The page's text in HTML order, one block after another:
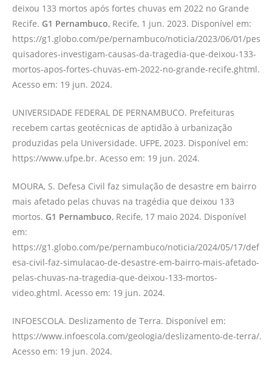
deixou 133 mortos após fortes chuvas em 2022 no Grande
Recife. G1 Pernambuco, Recife, 1 jun. 2023. Disponível em:
https://g1.globo.com/pe/pernambuco/noticia/2023/06/01/pes
quisadores-investigam-causas-da-tragedia-que-deixou-133-
mortos-apos-fortes-chuvas-em-2022-no-grande-recife.ghtml.
Acesso em: 19 jun. 2024.
UNIVERSIDADE FEDERAL DE PERNAMBUCO. Prefeituras
recebem cartas geotécnicas de aptidão à urbanização
produzidas pela Universidade. UFPE, 2023. Disponível em:
https://www.ufpe.br. Acesso em: 19 jun. 2024.
MOURA, S. Defesa Civil faz simulação de desastre em bairro
mais afetado pelas chuvas na tragédia que deixou 133
mortos. G1 Pernambuco, Recife, 17 maio 2024. Disponível
em:
https://g1.globo.com/pe/pernambuco/noticia/2024/05/17/def
esa-civil-faz-simulacao-de-desastre-em-bairro-mais-afetado-
pelas-chuvas-na-tragedia-que-deixou-133-mortos-
video.ghtml. Acesso em: 19 jun. 2024.
INFOESCOLA. Deslizamento de Terra. Disponível em:
https://www.infoescola.com/geologia/deslizamento-de-terra/.
Acesso em: 19 jun. 2024.